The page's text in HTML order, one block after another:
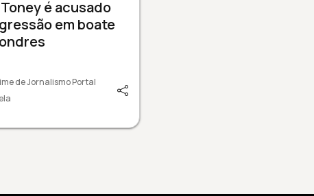
é acusado
em boate
de Jornalismo Portal